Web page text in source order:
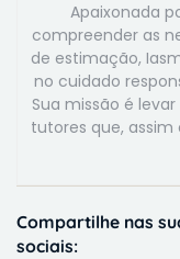
Apaixonada
compreender as
de estimação,
no cuidado
Sua missão é
tutores que,
Compartilhe nas
sociais: